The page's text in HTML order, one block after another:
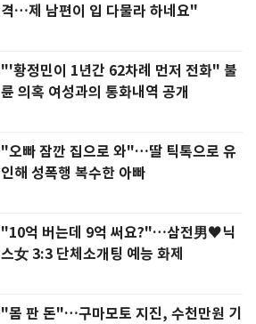
격…제 남편이 입 다물라 하네요"
"'황정민이 1년간 62차례 먼저 전화" 불
륜 의혹 여성과의 통화내역 공개
"오빠 잠깐 집으로 와"…딸 틱톡으로 유
인해 성폭행 복수한 아빠
"10억 버는데 9억 써요?"…삼전男♥닉
스女 3:3 단체소개팅 예능 화제
"몸 판 돈"…구마모토 지진, 수천만원 기